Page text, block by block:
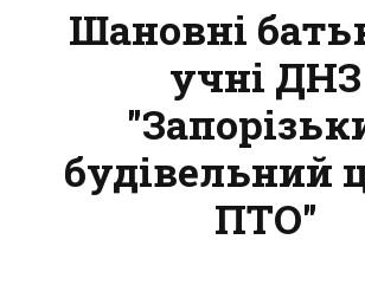
Шановні
учні ДНЗ
будівельний
ПТО"